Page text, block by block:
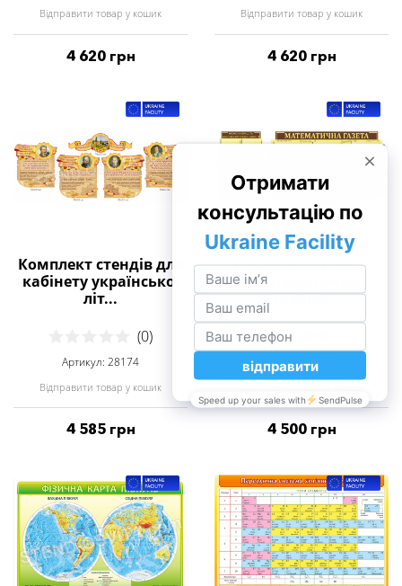
Відправити товар у кошик
4 620 грн
Відправити товар у кошик
4 620 грн
Комплект стендів для
кабінету української
літ...
(0)
Артикул: 28174
Відправити товар у кошик
4 585 грн
Комплект стендів
«Математична
газета»
Артикул: 69394
4 500 грн